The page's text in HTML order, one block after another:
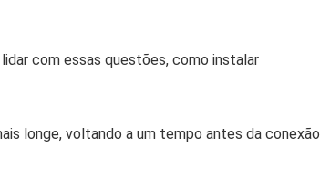
com essas questões, como instalar
longe, voltando a um tempo antes da conexão